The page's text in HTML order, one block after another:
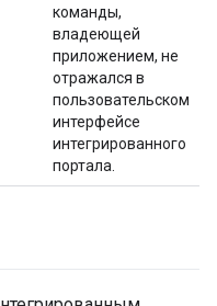
команды,
владеющей
приложением, не
отражался в
пользовательском
интерфейсе
интегрированного
портала.